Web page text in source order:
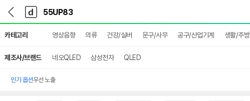
다
나
와
가
기
다
와
메
인
카테고리 영상음향 의류 건강/실버 문구/사무 공구/산업기계 생활/주방
제조사/브랜드 네오QLED 삼성전자 QLED
인기 옵션우선 노출